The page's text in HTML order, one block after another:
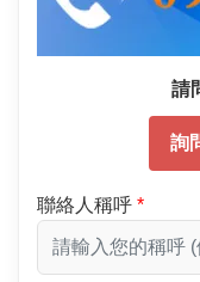
請
詢
聯絡人稱呼